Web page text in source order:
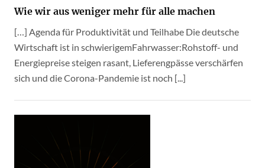
Wie wir aus weniger mehr für alle machen
[…] Agenda für Produktivität und Teilhabe Die deutsche
Wirtschaft ist in schwierigemFahrwasser:Rohstoff- und
Energiepreise steigen rasant, Lieferengpässe verschärfen
sich und die Corona-Pandemie ist noch [...]